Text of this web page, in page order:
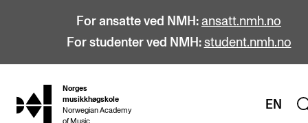
For ansatte ved NMH: ansatt.nmh.no
For studenter ved NMH: student.nmh.no
hjem
Norges
musikkhøgskole
Norwegian Academy
of Music
EN